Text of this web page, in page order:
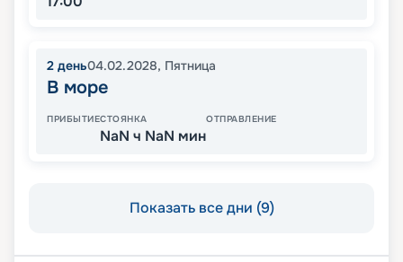
2 день04.02.2028, Пятница
В море
ПРИБЫТИЕСТОЯНКА
NaN ч NaN мин
ОТПРАВЛЕНИЕ
Показать все дни (9)